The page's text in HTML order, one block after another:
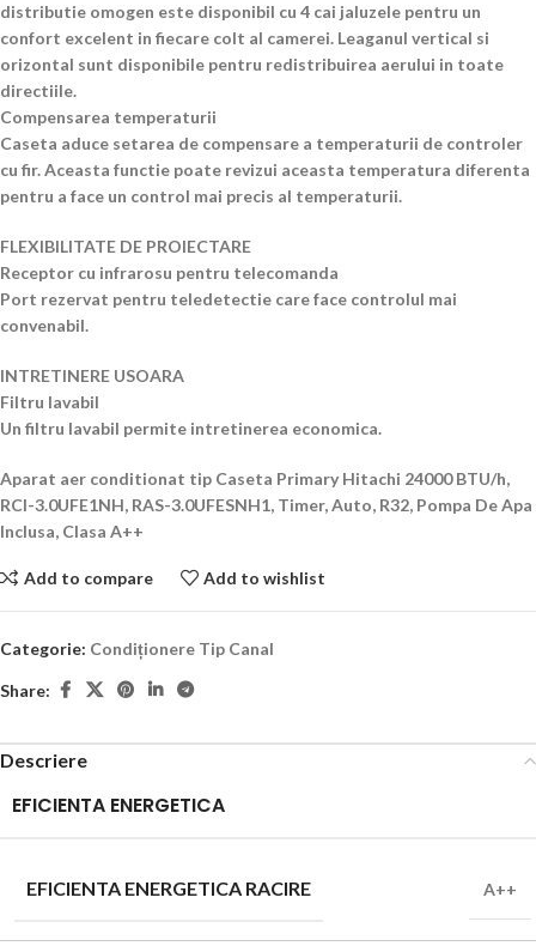
distributie omogen este disponibil cu 4 cai jaluzele pentru un
confort excelent in fiecare colt al camerei. Leaganul vertical si
orizontal sunt disponibile pentru redistribuirea aerului in toate
directiile.
Compensarea temperaturii
Caseta aduce setarea de compensare a temperaturii de controler
cu fir. Aceasta functie poate revizui aceasta temperatura diferenta
pentru a face un control mai precis al temperaturii.
FLEXIBILITATE DE PROIECTARE
Receptor cu infrarosu pentru telecomanda
Port rezervat pentru teledetectie care face controlul mai
convenabil.
INTRETINERE USOARA
Filtru lavabil
Un filtru lavabil permite intretinerea economica.
Aparat aer conditionat tip Caseta Primary Hitachi 24000 BTU/h,
RCI-3.0UFE1NH, RAS-3.0UFESNH1, Timer, Auto, R32, Pompa De Apa
Inclusa, Clasa A++
Add to compare Add to wishlist
Categorie: Condiționere Tip Canal
Share:
Descriere
EFICIENTA ENERGETICA
EFICIENTA ENERGETICA RACIRE A++